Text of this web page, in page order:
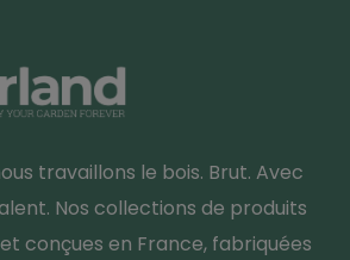
travaillons le bois. Brut. Avec
Nos collections de produits
conçues en France, fabriquées